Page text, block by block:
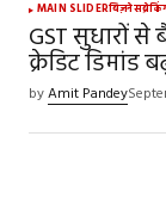
MAIN SLIDERबिज़नेस
GST सुधारों से
क्रेडिट डिमांड
byAmit Pandey